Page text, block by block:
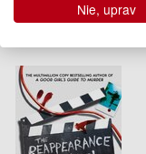
Nie, uprav